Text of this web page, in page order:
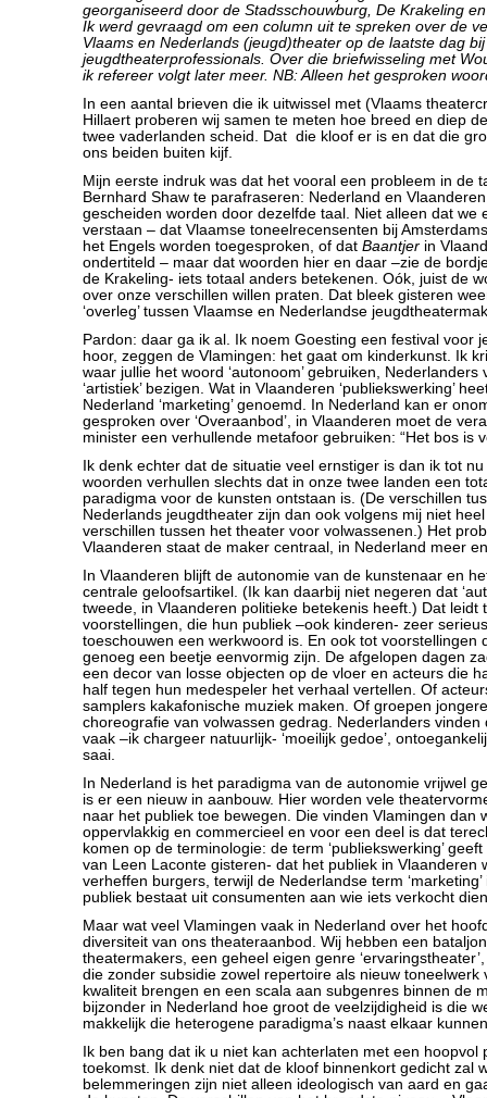
georganiseerd door de Stadsschouwburg, De Krakeling
Ik werd gevraagd om een column uit te spreken over de
Vlaams en Nederlands (jeugd)theater op de laatste dag
jeugdtheaterprofessionals. Over die briefwisseling met
ik refereer volgt later meer. NB: Alleen het gesproken
In een aantal brieven die ik uitwissel met (Vlaams
Hillaert proberen wij samen te meten hoe breed en diep
twee vaderlanden scheid. Dat die kloof er is en dat die
ons beiden buiten kijf.
Mijn eerste indruk was dat het vooral een probleem in de
Bernhard Shaw te parafraseren: Nederland en
gescheiden worden door dezelfde taal. Niet alleen dat we
verstaan – dat Vlaamse toneelrecensenten bij
het Engels worden toegesproken, of dat Baantjer in
ondertiteld – maar dat woorden hier en daar –zie de
de Krakeling- iets totaal anders betekenen. Oók, juist de
over onze verschillen willen praten. Dat bleek gisteren
‘overleg’ tussen Vlaamse en Nederlandse
Pardon: daar ga ik al. Ik noem Goesting een festival voor
hoor, zeggen de Vlamingen: het gaat om kinderkunst. Ik
waar jullie het woord ‘autonoom’ gebruiken, Nederlanders
‘artistiek’ bezigen. Wat in Vlaanderen ‘publiekswerking’
Nederland ‘marketing’ genoemd. In Nederland kan er
gesproken over ‘Overaanbod’, in Vlaanderen moet de
minister een verhullende metafoor gebruiken: “Het bos is
Ik denk echter dat de situatie veel ernstiger is dan ik tot
woorden verhullen slechts dat in onze twee landen een
paradigma voor de kunsten ontstaan is. (De verschillen
Nederlands jeugdtheater zijn dan ook volgens mij niet
verschillen tussen het theater voor volwassenen.) Het
Vlaanderen staat de maker centraal, in Nederland meer
In Vlaanderen blijft de autonomie van de kunstenaar en
centrale geloofsartikel. (Ik kan daarbij niet negeren dat
tweede, in Vlaanderen politieke betekenis heeft.) Dat leidt
voorstellingen, die hun publiek –ook kinderen- zeer
toeschouwen een werkwoord is. En ook tot voorstellingen
genoeg een beetje eenvormig zijn. De afgelopen dagen
een decor van losse objecten op de vloer en acteurs die
half tegen hun medespeler het verhaal vertellen. Of
samplers kakafonische muziek maken. Of groepen
choreografie van volwassen gedrag. Nederlanders vinden
vaak –ik chargeer natuurlijk- ‘moeilijk gedoe’,
saai.
In Nederland is het paradigma van de autonomie vrijwel
is er een nieuw in aanbouw. Hier worden vele
naar het publiek toe bewegen. Die vinden Vlamingen dan
oppervlakkig en commercieel en voor een deel is dat
komen op de terminologie: de term ‘publiekswerking’
van Leen Laconte gisteren- dat het publiek in Vlaanderen
verheffen burgers, terwijl de Nederlandse term
publiek bestaat uit consumenten aan wie iets verkocht
Maar wat veel Vlamingen vaak in Nederland over het
diversiteit van ons theateraanbod. Wij hebben een bataljon
theatermakers, een geheel eigen genre
die zonder subsidie zowel repertoire als nieuw toneelwerk
kwaliteit brengen en een scala aan subgenres binnen de
bijzonder in Nederland hoe groot de veelzijdigheid is die
makkelijk die heterogene paradigma’s naast elkaar
Ik ben bang dat ik u niet kan achterlaten met een hoopvol
toekomst. Ik denk niet dat de kloof binnenkort gedicht zal
belemmeringen zijn niet alleen ideologisch van aard en